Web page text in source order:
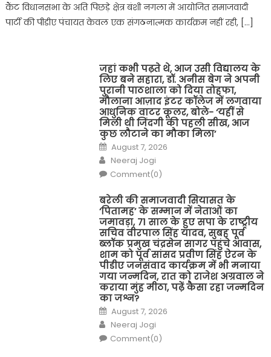
कैंट विधानसभा के अति पिछड़े क्षेत्र बंशी नगला में आयोजित समाजवादी
पार्टी की पीडीए पंचायत केवल एक संगठनात्मक कार्यक्रम नहीं रही, […]
जहां कभी पढ़ते थे, आज उसी विद्यालय के
लिए बने सहारा, डॉ. अनीस बेग ने अपनी
पुरानी पाठशाला को दिया तोहफा,
मौलाना आज़ाद इंटर कॉलेज में लगवाया
आधुनिक वाटर कूलर, बोले- ‘यहीं से
मिली थी जिंदगी की पहली सीख, आज
कुछ लौटाने का मौका मिला’
Posted
on
August 7, 2026
Author
Neeraj Jogi
Comment(0)
बरेली की समाजवादी सियासत के
‘पितामह’ के सम्मान में नेताओं का
जमावड़ा, 71 साल के हुए सपा के राष्ट्रीय
सचिव वीरपाल सिंह यादव, सुबह पूर्व
ब्लॉक प्रमुख चंद्रसेन सागर पहुंचे आवास,
शाम को पूर्व सांसद प्रवीण सिंह ऐरन के
पीडीए जनसंवाद कार्यक्रम में भी मनाया
गया जन्मदिन, रात को राजेश अग्रवाल ने
कराया मुंह मीठा, पढ़ें कैसा रहा जन्मदिन
का जश्न?
Posted
on
August 7, 2026
Author
Neeraj Jogi
Comment(0)